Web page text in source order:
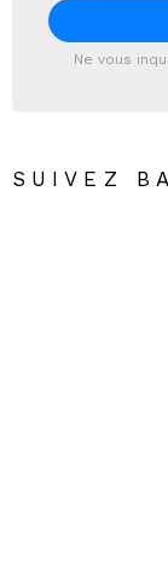
Ne vous
SUIVEZ